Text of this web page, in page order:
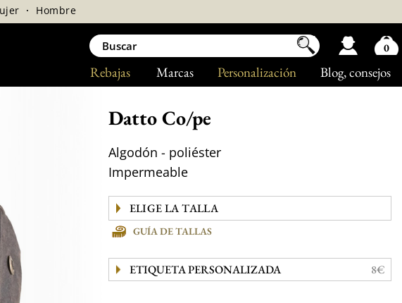
Blog, consejos
Personalización
Marcas
Rebajas
· Hombre
Datto Co/pe
Algodón - poliéster
Impermeable
GUÍA DE TALLAS
ETIQUETA PERSONALIZADA 8€
0